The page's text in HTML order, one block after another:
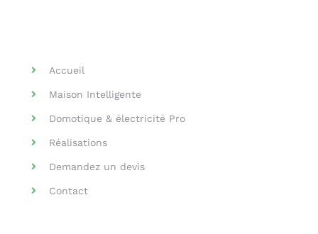
Accueil
Maison Intelligente
Domotique & électricité Pro
Réalisations
Demandez un devis
Contact